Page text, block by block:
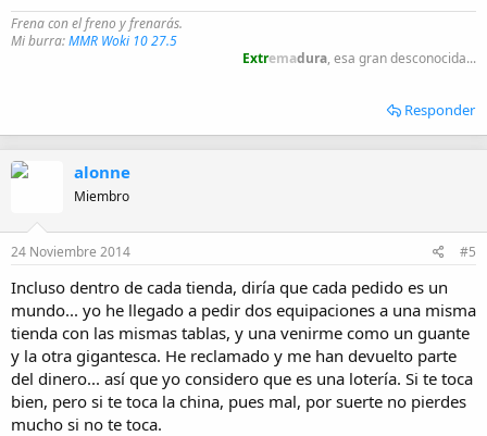
Frena con el freno y frenarás.
Mi burra:MMR Woki 10 27.5
Extremadura, esa gran desconocida...
Responder
alonne
Miembro
24 Noviembre 2014 #5
Incluso dentro de cada tienda, diría que cada pedido es un
mundo... yo he llegado a pedir dos equipaciones a una misma
tienda con las mismas tablas, y una venirme como un guante
y la otra gigantesca. He reclamado y me han devuelto parte
del dinero... así que yo considero que es una lotería. Si te toca
bien, pero si te toca la china, pues mal, por suerte no pierdes
mucho si no te toca.